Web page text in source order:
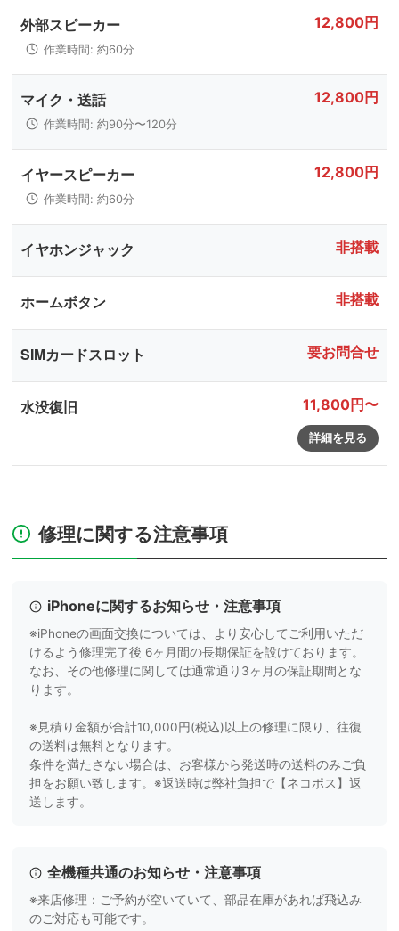
外部スピーカー 12,800円
作業時間: 約60分
マイク・送話 12,800円
作業時間: 約90分〜120分
イヤースピーカー 12,800円
作業時間: 約60分
イヤホンジャック 非搭載
ホームボタン 非搭載
SIMカードスロット 要お問合せ
水没復旧 11,800円〜
詳細を見る
修理に関する注意事項
iPhoneに関するお知らせ・注意事項
※iPhoneの画面交換については、より安心してご利用いただ
けるよう修理完了後 6ヶ月間の長期保証を設けております。
なお、その他修理に関しては通常通り3ヶ月の保証期間とな
ります。
※見積り金額が合計10,000円(税込)以上の修理に限り、往復
の送料は無料となります。
条件を満たさない場合は、お客様から発送時の送料のみご負
担をお願い致します。※返送時は弊社負担で【ネコポス】返
送します。
全機種共通のお知らせ・注意事項
※来店修理：ご予約が空いていて、部品在庫があれば飛込み
のご対応も可能です。